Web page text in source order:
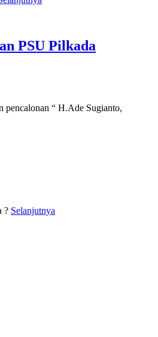
PSU Pilkada
pencalonan “ H.Ade Sugianto,
? Selanjutnya